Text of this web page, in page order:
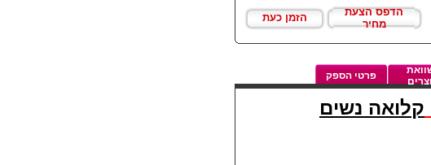
הדפס הצעת
מחיר
הזמן כעת
פרטי הספק
קלואה נשים